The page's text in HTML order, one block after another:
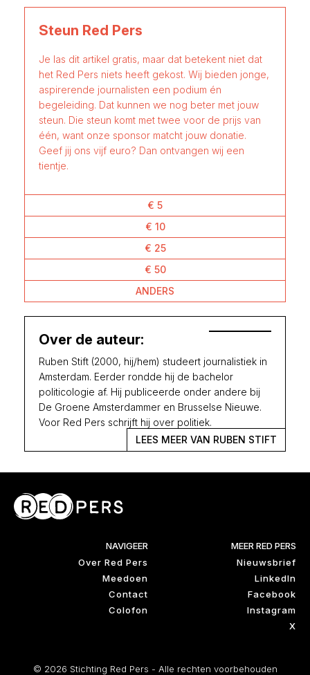
Steun Red Pers
Je las dit artikel gratis, maar dat betekent niet dat
het Red Pers niets heeft gekost. Wij bieden jonge,
aspirerende journalisten een podium én
begeleiding. Dat kunnen we nog beter met jouw
steun. Die steun komt met twee voor de prijs van
één, want onze sponsor matcht jouw donatie.
Geef jij ons vijf euro? Dan ontvangen wij een
tientje.
€ 5
€ 10
€ 25
€ 50
ANDERS
Over de auteur:
Ruben Stift (2000, hij/hem) studeert journalistiek in
Amsterdam. Eerder rondde hij de bachelor
politicologie af. Hij publiceerde onder andere bij
De Groene Amsterdammer en Brusselse Nieuwe.
Voor Red Pers schrijft hij over politiek.
LEES MEER VAN RUBEN STIFT
NAVIGEER
Over Red Pers
Meedoen
Contact
Colofon
MEER RED PERS
Nieuwsbrief
LinkedIn
Facebook
Instagram
X
© 2026 Stichting Red Pers - Alle rechten voorbehouden